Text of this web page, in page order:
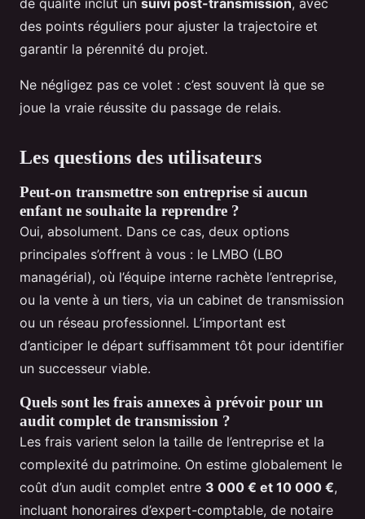
des points réguliers pour ajuster la trajectoire et
garantir la pérennité du projet.
Ne négligez pas ce volet : c’est souvent là que se
joue la vraie réussite du passage de relais.
Les questions des utilisateurs
Peut-on transmettre son entreprise si aucun
enfant ne souhaite la reprendre ?
Oui, absolument. Dans ce cas, deux options
principales s’offrent à vous : le LMBO (LBO
managérial), où l’équipe interne rachète l’entreprise,
ou la vente à un tiers, via un cabinet de transmission
ou un réseau professionnel. L’important est
d’anticiper le départ suffisamment tôt pour identifier
un successeur viable.
Quels sont les frais annexes à prévoir pour un
audit complet de transmission ?
Les frais varient selon la taille de l’entreprise et la
complexité du patrimoine. On estime globalement le
coût d’un audit complet entre 3 000 € et 10 000 €,
incluant honoraires d’expert-comptable, de notaire